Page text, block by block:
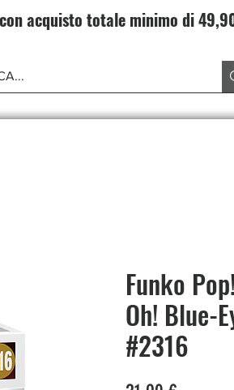
acquisto totale minimo di
Funko
Oh! Blue-
#2316